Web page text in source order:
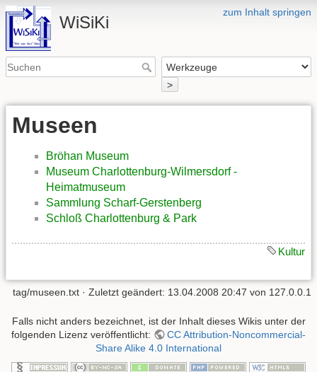
zum Inhalt springen
WiSiKi
>
Museen
Bröhan Museum
Museum Charlottenburg-Wilmersdorf -
Heimatmuseum
Sammlung Scharf-Gerstenberg
Schloß Charlottenburg & Park
Kultur
tag/museen.txt · Zuletzt geändert: 13.04.2008 20:47 von 127.0.0.1
Falls nicht anders bezeichnet, ist der Inhalt dieses Wikis unter der
folgenden Lizenz veröffentlicht:
CC Attribution-Noncommercial-
Share Alike 4.0 International